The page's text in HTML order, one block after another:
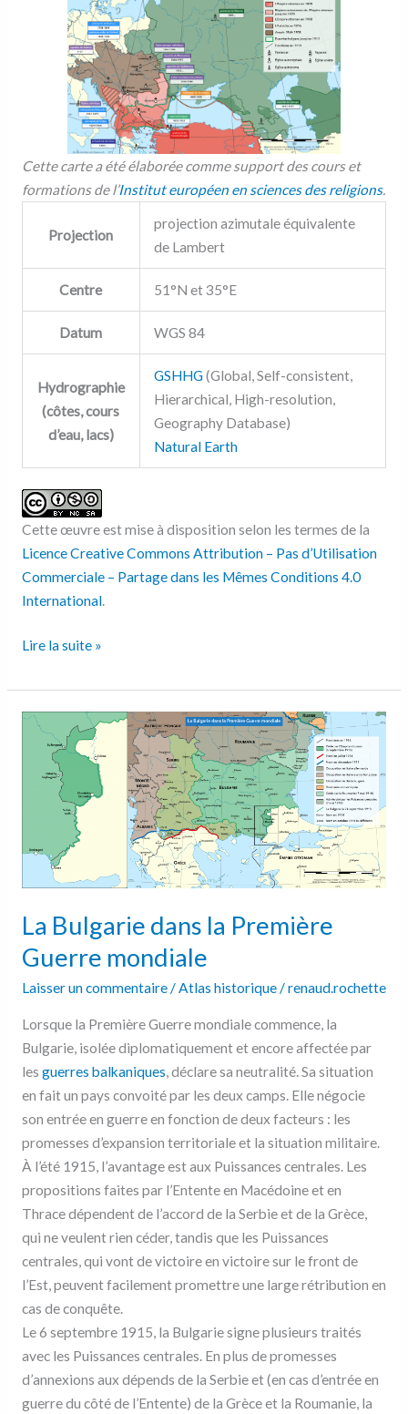
Cette carte a été élaborée comme support des cours et
formations de l’Institut européen en sciences des religions.
Projection
projection azimutale équivalente
de Lambert
Centre 51°N et 35°E
Datum WGS 84
Hydrographie
(côtes, cours
d’eau, lacs)
GSHHG(Global, Self-consistent,
Hierarchical, High-resolution,
Geography Database)
Natural Earth
Cette œuvre est mise à disposition selon les termes de la
Licence Creative Commons Attribution – Pas d’Utilisation
Commerciale – Partage dans les Mêmes Conditions 4.0
International.
Lire la suite »
La Bulgarie dans la Première
Guerre mondiale
Laisser un commentaire/Atlas historique/renaud.rochette
Lorsque la Première Guerre mondiale commence, la
Bulgarie, isolée diplomatiquement et encore affectée par
les guerres balkaniques, déclare sa neutralité. Sa situation
en fait un pays convoité par les deux camps. Elle négocie
son entrée en guerre en fonction de deux facteurs : les
promesses d’expansion territoriale et la situation militaire.
À l’été 1915, l’avantage est aux Puissances centrales. Les
propositions faites par l’Entente en Macédoine et en
Thrace dépendent de l’accord de la Serbie et de la Grèce,
qui ne veulent rien céder, tandis que les Puissances
centrales, qui vont de victoire en victoire sur le front de
l’Est, peuvent facilement promettre une large rétribution en
cas de conquête.
Le 6 septembre 1915, la Bulgarie signe plusieurs traités
avec les Puissances centrales. En plus de promesses
d’annexions aux dépends de la Serbie et (en cas d’entrée en
guerre du côté de l’Entente) de la Grèce et la Roumanie, la
La
Bulgarie
dans
Première
mondiale